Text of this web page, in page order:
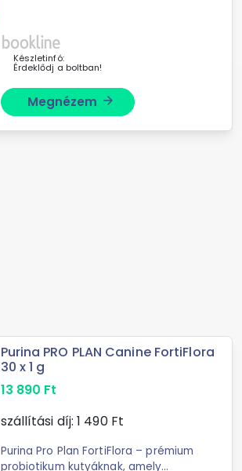
Hot day, blue sky? To hit the beach,
turn ...
Készletinfó:
Érdeklődj a boltban!
Megnézem arrow_forward
Purina PRO PLAN Canine FortiFlora
30 x 1 g
13 890 Ft
szállítási díj: 1 490Ft
Purina Pro Plan FortiFlora – prémium
probiotikum kutyáknak, amely